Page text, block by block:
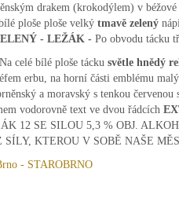
drakem (krokodýlem) v
ploše ploše velký tmavě zelený
- LEŽÁK - Po obvodu tácku
Na celé bílé ploše tácku světle hnědý
erbu, na horní části emblému
a moravský s tenkou
vodorovně text ve dvou řádcích
12 SE SILOU 5,3 % OBJ.
KTEROU V SOBĚ NAŠE
- STAROBRNO